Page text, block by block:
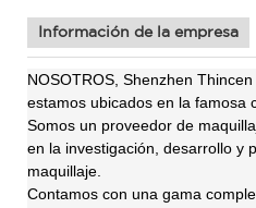
Información de la empresa
NOSOTROS, Shenzhen Thincen
estamos ubicados en la famosa
Somos un proveedor de
en la investigación, desarrollo y
maquillaje.
Contamos con una gama